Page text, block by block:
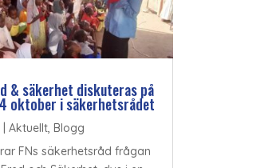
& säkerhet diskuteras på
oktober i säkerhetsrådet
| Aktuellt, Blogg
FNs säkerhetsråd frågan